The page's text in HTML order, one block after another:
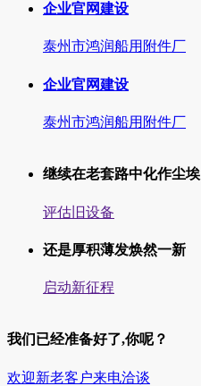
企业官网建设
泰州市鸿润船用附件厂
企业官网建设
泰州市鸿润船用附件厂
继续在老套路中化作尘埃
评估旧设备
还是厚积薄发焕然一新
启动新征程
我们已经准备好了,你呢？
欢迎新老客户来电洽谈